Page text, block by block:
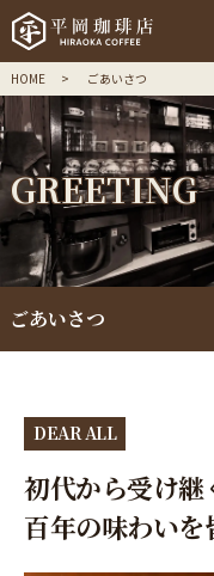
HOME ごあいさつ
GREETING
ごあいさつ
DEAR ALL
初代から受け継
百年の味わいを